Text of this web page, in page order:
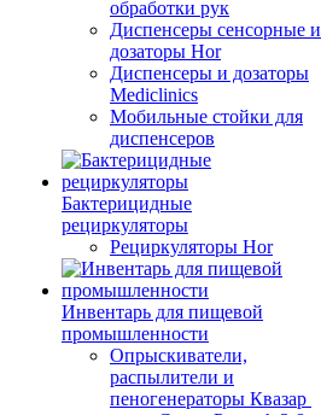
обработки рук
Диспенсеры сенсорные и
дозаторы Hor
Диспенсеры и дозаторы
Mediclinics
Мобильные стойки для
диспенсеров
Бактерицидные
рециркуляторы
Рециркуляторы Hor
Инвентарь для пищевой
промышленности
Опрыскиватели,
распылители и
пеногенераторы Квазар